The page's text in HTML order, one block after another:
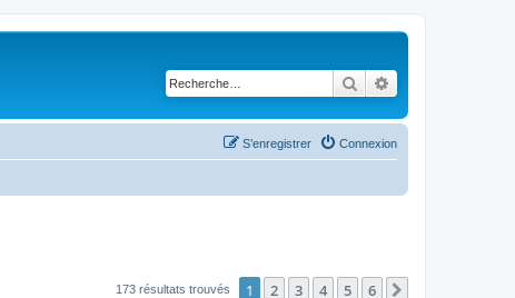
Rechercher
Connexion
S’enregistrer
173 résultats trouvés 1 2 3 4 5 6